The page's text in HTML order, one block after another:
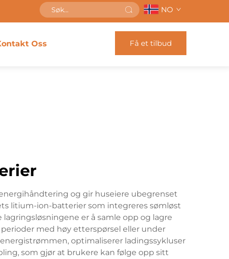
NO
Oss Få et tilbud
og gir huseiere ubegrenset
litium-ion-batterier som integreres sømløst
er å samle opp og lagre
med høy etterspørsel eller under
optimaliserer ladingssykluser
som gjør at brukere kan følge opp sitt